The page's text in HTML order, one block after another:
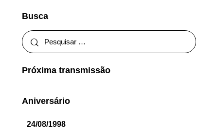
Busca
Próxima transmissão
Aniversário
24/08/1998